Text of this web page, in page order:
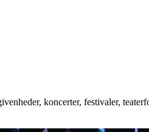
koncerter, festivaler,